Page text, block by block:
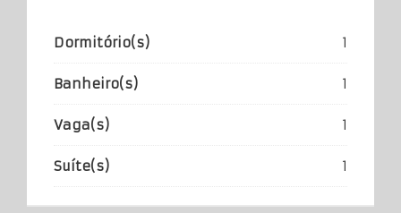
Dormitório(s) 1
Banheiro(s) 1
Vaga(s) 1
Suíte(s) 1